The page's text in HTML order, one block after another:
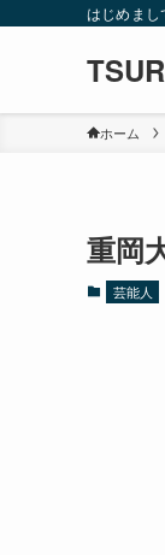
はじめまし
ホーム
重岡
芸能人